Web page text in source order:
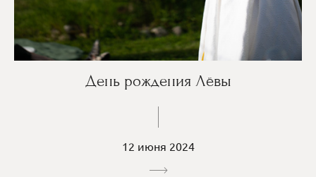
День рождения Лёвы
12 июня 2024